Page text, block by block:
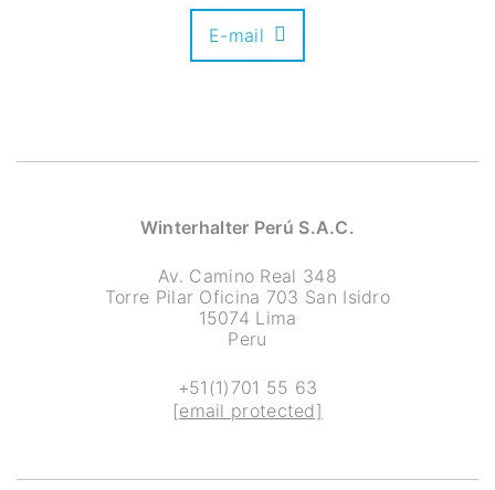
E-mail
Winterhalter Perú S.A.C.
Av. Camino Real 348
Torre Pilar Oficina 703 San Isidro
15074 Lima
Peru
+51(1)701 55 63
[email protected]